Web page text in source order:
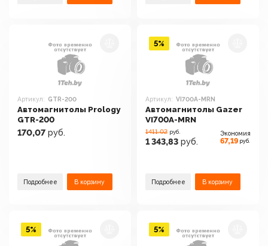
Артикул: GTR-200
Автомагнитолы Prology
GTR-200
170,07 руб.
Подробнее В корзину
Артикул: VI700A-MRN
Автомагнитолы Gazer
VI700A-MRN
1411.02 руб.
1 343,83 руб.
Экономия
67,19 руб.
Подробнее В корзину
5%
5% 5%